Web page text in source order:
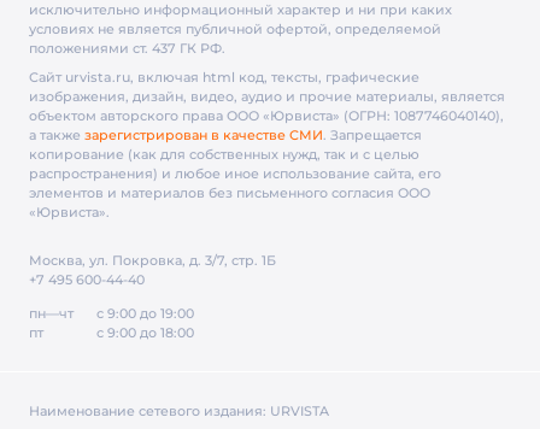
исключительно информационный характер и ни при каких
условиях не является публичной офертой, определяемой
положениями ст. 437 ГК РФ.
Сайт urvista.ru, включая html код, тексты, графические
изображения, дизайн, видео­, аудио­ и прочие материалы, является
объектом авторского права ООО «Юрвиста» (ОГРН: 1087746040140),
а также зарегистрирован в качестве СМИ. Запрещается
копирование (как для собственных нужд, так и с целью
распространения) и любое иное использование сайта, его
элементов и материалов без письменного согласия ООО
«Юрвиста».
Москва, ул. Покровка, д. 3/7, стр. 1Б
+7 495 600-44-40
пн—чт
с 9:00 до 19:00
пт
с 9:00 до 18:00
Наименование сетевого издания: URVISTA